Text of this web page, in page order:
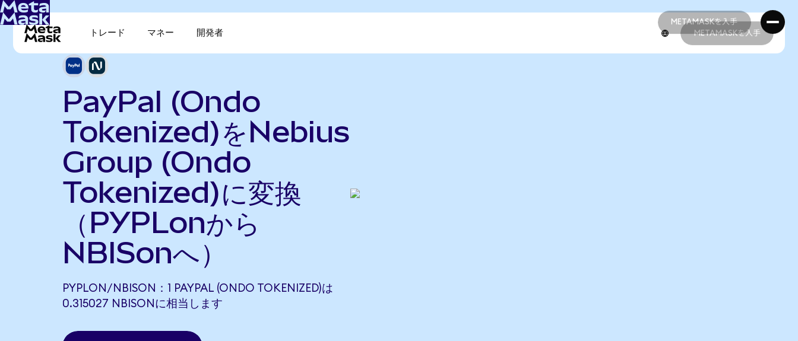
METAMASKを入手
METAMASKを入手
トレード マネー 開発者 METAMASKを入手
PayPal (Ondo
Tokenized)をNebius
Group (Ondo
Tokenized)に変換
（PYPLonから
NBISonへ）
PYPLON/NBISON：1 PAYPAL (ONDO TOKENIZED)は
0.315027 NBISONに相当します